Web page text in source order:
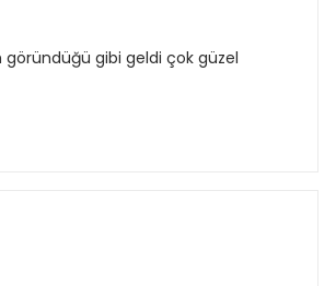
gibi geldi çok güzel